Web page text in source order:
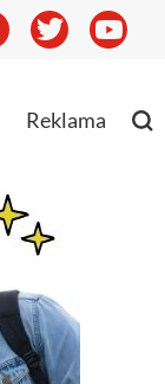
Reklama